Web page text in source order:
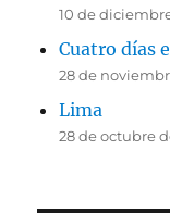
10 de
Cuatro días
28 de
Lima
28 de octubre